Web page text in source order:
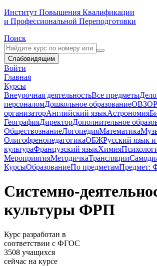
Институт Повышения Квалификации
и Профессиональной Переподготовки
Поиск
Слабовидящим
Войти
Главная
Курсы
Внеурочная деятельностьВсе предметы
персоналомДошкольное образованиеОВЗ
организаторАнглийский языкАстрономия
ГеографияДиректорДополнительное
ОбществознаниеЛогопедияМатематика
ОлигофренопедагогикаОБЖРусский язык
культураФранцузский языкХимия
МероприятияМетодичкаТрансляции
КурсыОбразованиеПо предметамПредмет:
Системно-
культуры ФРП
Курс разработан в
соответствии с ФГОС
3508 учащихся
сейчас на курсе